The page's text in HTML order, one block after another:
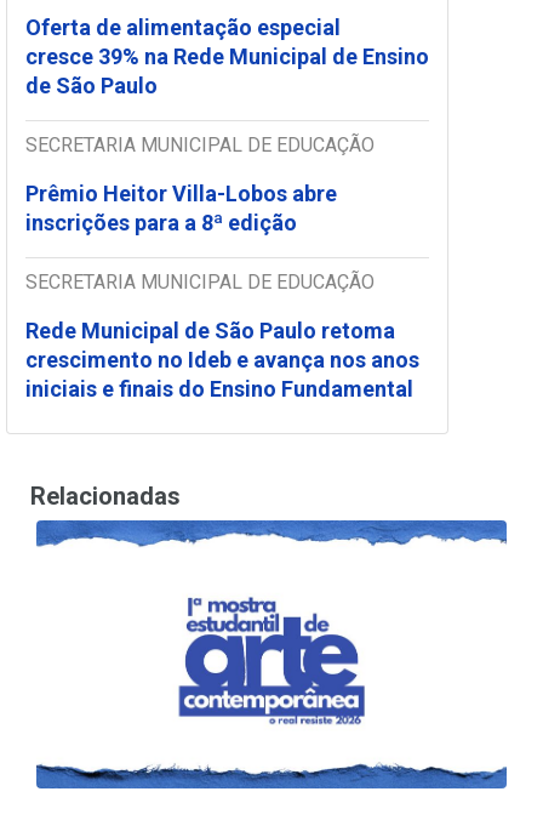
Oferta de alimentação especial
cresce 39% na Rede Municipal de Ensino
de São Paulo
SECRETARIA MUNICIPAL DE EDUCAÇÃO
Prêmio Heitor Villa-Lobos abre
inscrições para a 8ª edição
SECRETARIA MUNICIPAL DE EDUCAÇÃO
Rede Municipal de São Paulo retoma
crescimento no Ideb e avança nos anos
iniciais e finais do Ensino Fundamental
Relacionadas